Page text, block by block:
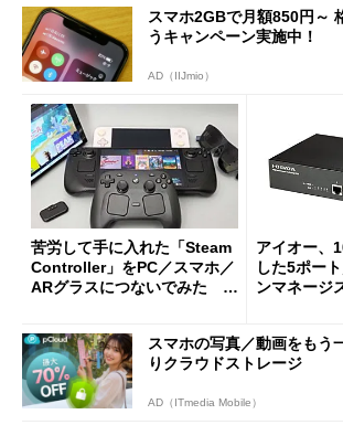
スマホ2GBで月額850円～
うキャンペーン実施中！
AD（IIJmio）
苦労して手に入れた「Steam
Controller」をPC／スマホ／
ARグラスにつないでみた ゲ
アイオー、
した5ポー
ンマネージ
スマホの写真／動画をもう
りクラウドストレージ
AD（ITmedia Mobile）